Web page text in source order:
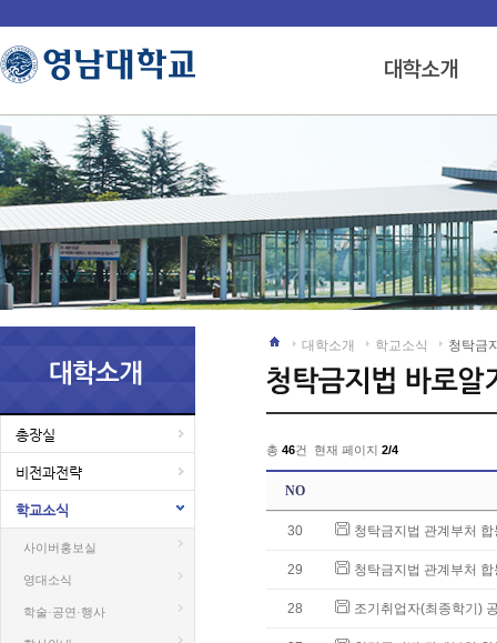
총장실
비전과전략
학교소식
사이버홍보실
영대소식
학술·공연·행사
대학소개 학교소식 청탁금
총 46건 현재 페이지 2/4
NO
30 청탁금지법 관계부처
29 청탁금지법 관계부처
28 조기취업자(최종학기)